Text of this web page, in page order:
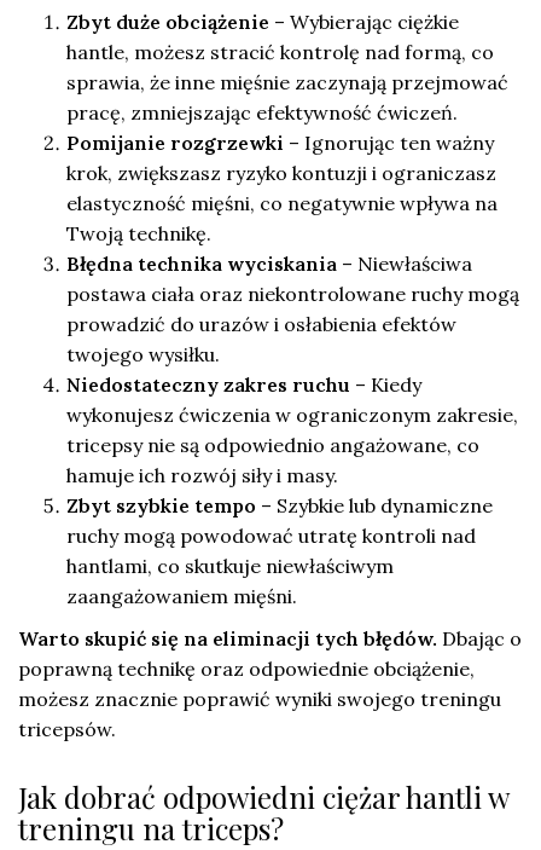
Zbyt duże obciążenie – Wybierając ciężkie
hantle, możesz stracić kontrolę nad formą, co
sprawia, że inne mięśnie zaczynają przejmować
pracę, zmniejszając efektywność ćwiczeń.
Pomijanie rozgrzewki – Ignorując ten ważny
krok, zwiększasz ryzyko kontuzji i ograniczasz
elastyczność mięśni, co negatywnie wpływa na
Twoją technikę.
Błędna technika wyciskania – Niewłaściwa
postawa ciała oraz niekontrolowane ruchy mogą
prowadzić do urazów i osłabienia efektów
twojego wysiłku.
Niedostateczny zakres ruchu – Kiedy
wykonujesz ćwiczenia w ograniczonym zakresie,
tricepsy nie są odpowiednio angażowane, co
hamuje ich rozwój siły i masy.
Zbyt szybkie tempo – Szybkie lub dynamiczne
ruchy mogą powodować utratę kontroli nad
hantlami, co skutkuje niewłaściwym
zaangażowaniem mięśni.
Warto skupić się na eliminacji tych błędów. Dbając o
poprawną technikę oraz odpowiednie obciążenie,
możesz znacznie poprawić wyniki swojego treningu
tricepsów.
Jak dobrać odpowiedni ciężar hantli w
treningu na triceps?